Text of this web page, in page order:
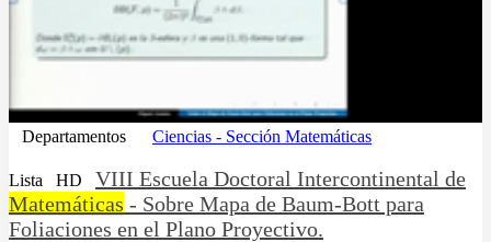
Departamentos Ciencias - Sección Matemáticas
Lista HD
VIII Escuela Doctoral Intercontinental de
Matemáticas - Sobre Mapa de Baum-Bott para
Foliaciones en el Plano Proyectivo.